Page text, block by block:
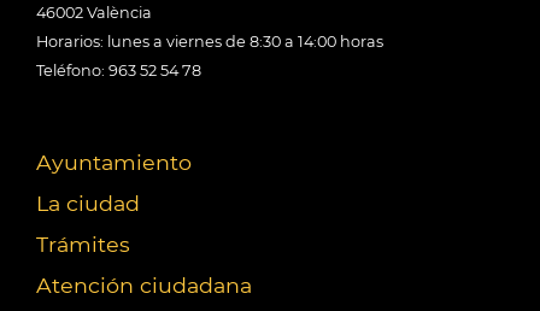
46002 València
Horarios: lunes a viernes de 8:30 a 14:00 horas
Teléfono: 963 52 54 78
Ayuntamiento
La ciudad
Trámites
Atención ciudadana